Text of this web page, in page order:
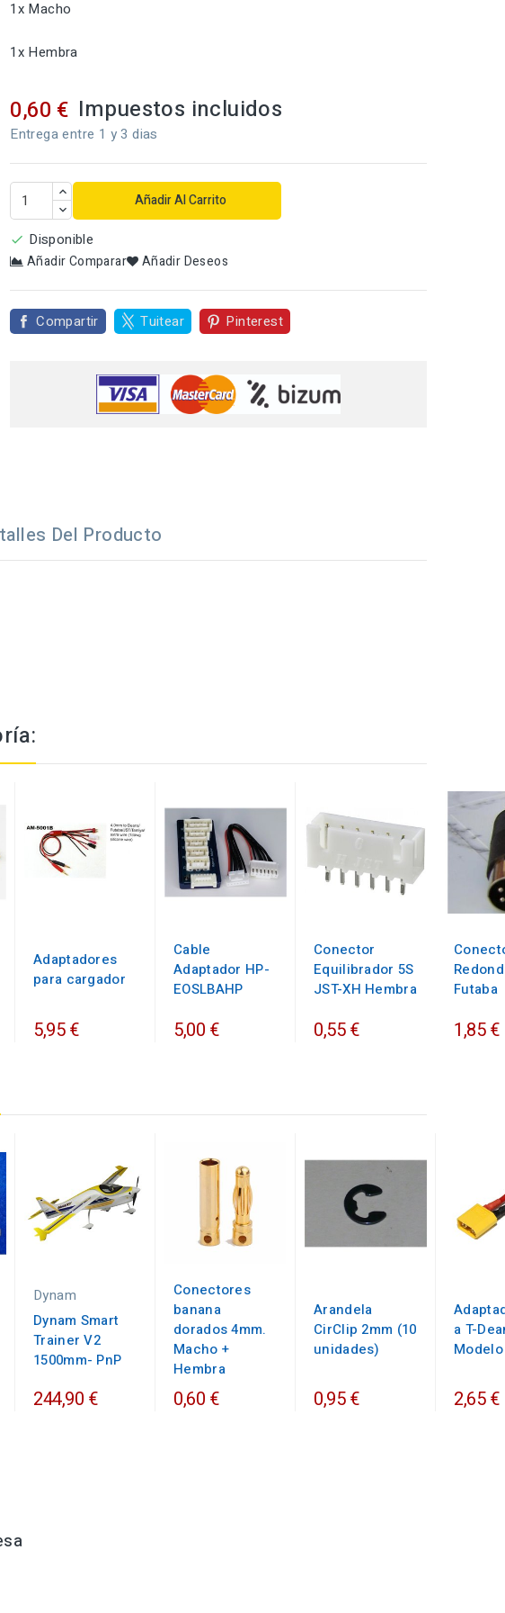
1x Macho
1x Hembra
0,60 € Impuestos incluidos
Entrega entre 1 y 3 dias
Añadir Al Carrito
 Disponible
Añadir Comparar Añadir Deseos
Compartir Tuitear Pinterest
Del Producto
Adaptadores
para cargador
5,95 €
Cable
Adaptador HP-
EOSLBAHP
5,00 €
Conector
Equilibrador 5S
JST-XH Hembra
0,55 €
Futaba
1,85 €
Dynam
Dynam Smart
Trainer V2
1500mm- PnP
244,90 €
Conectores
banana
dorados 4mm.
Macho +
Hembra
0,60 €
Arandela
CirClip 2mm (10
unidades)
0,95 €
a T-
2,65 €